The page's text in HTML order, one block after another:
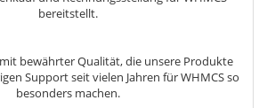
bereitstellt.
bewährter Qualität, die unsere Produkte
Support seit vielen Jahren für WHMCS so
besonders machen.